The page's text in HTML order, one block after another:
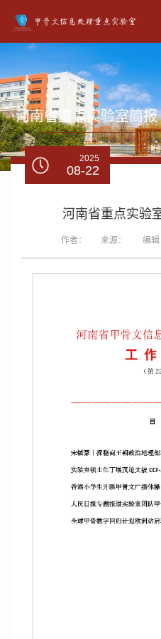
河南省重点实验室简报
2025
08-22
河南省重点实验
作者： 来源： 编